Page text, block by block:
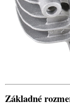
Základné